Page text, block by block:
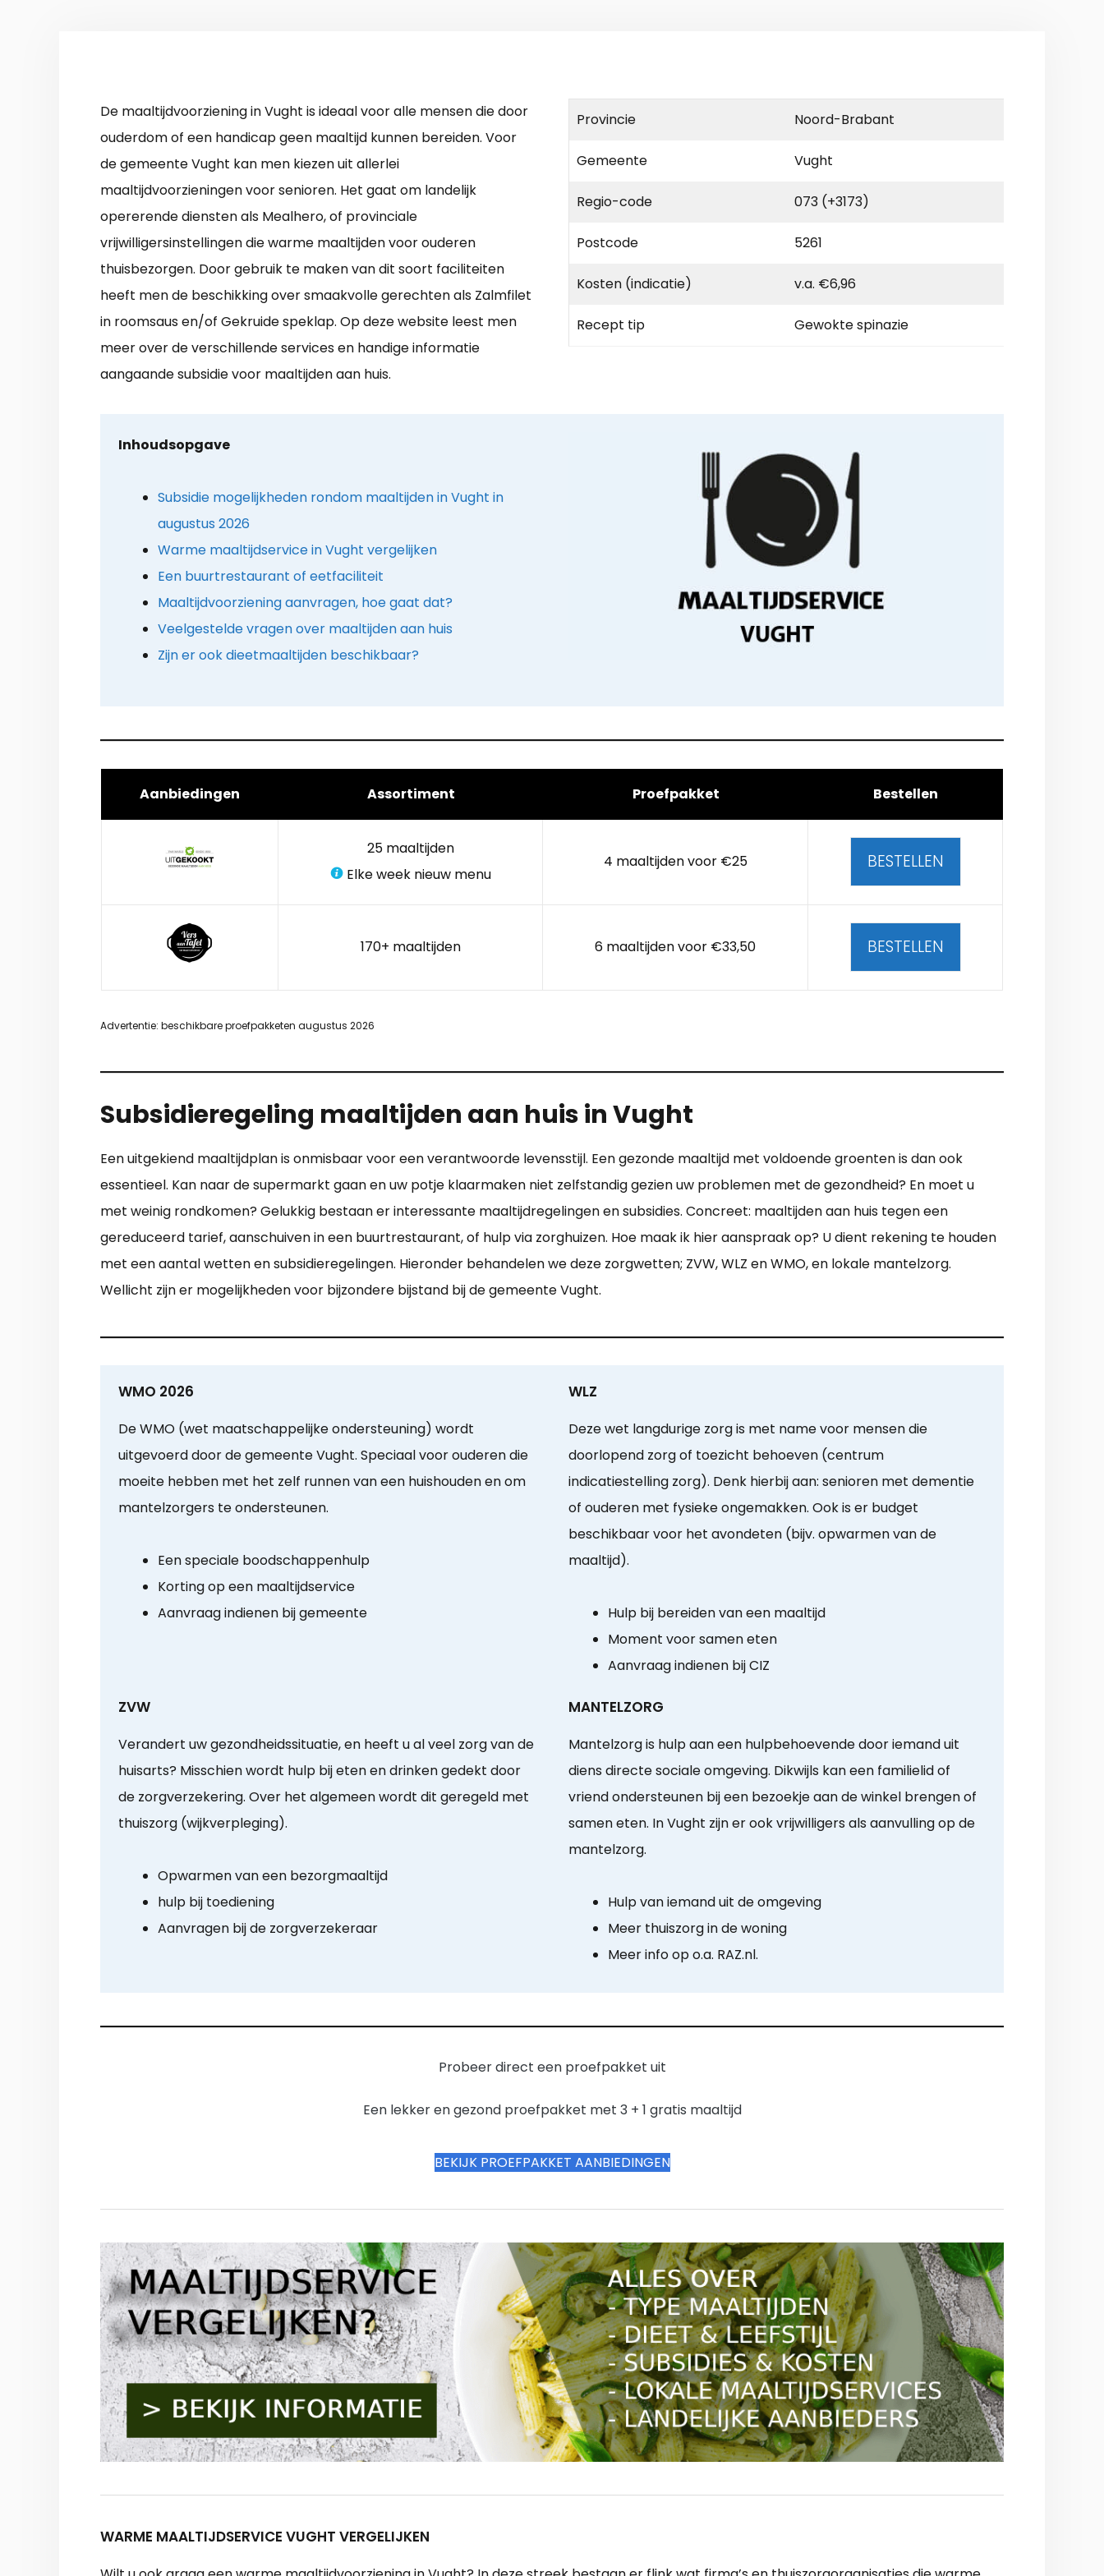
De maaltijdvoorziening in Vught is ideaal voor alle mensen die door
ouderdom of een handicap geen maaltijd kunnen bereiden. Voor
de gemeente Vught kan men kiezen uit allerlei
maaltijdvoorzieningen voor senioren. Het gaat om landelijk
opererende diensten als Mealhero, of provinciale
vrijwilligersinstellingen die warme maaltijden voor ouderen
thuisbezorgen. Door gebruik te maken van dit soort faciliteiten
heeft men de beschikking over smaakvolle gerechten als Zalmfilet
in roomsaus en/of Gekruide speklap. Op deze website leest men
meer over de verschillende services en handige informatie
aangaande subsidie voor maaltijden aan huis.
Provincie Noord-Brabant
Gemeente Vught
Regio-code 073 (+3173)
Postcode 5261
Kosten (indicatie) v.a. €6,96
Recept tip Gewokte spinazie
Inhoudsopgave
Subsidie mogelijkheden rondom maaltijden in Vught in
augustus 2026
Warme maaltijdservice in Vught vergelijken
Een buurtrestaurant of eetfaciliteit
Maaltijdvoorziening aanvragen, hoe gaat dat?
Veelgestelde vragen over maaltijden aan huis
Zijn er ook dieetmaaltijden beschikbaar?
Aanbiedingen Assortiment Proefpakket Bestellen
25 maaltijden
Elke week nieuw menu
4 maaltijden voor €25 BESTELLEN
170+ maaltijden 6 maaltijden voor €33,50 BESTELLEN
Advertentie: beschikbare proefpakketen augustus 2026
Subsidieregeling maaltijden aan huis in Vught
Een uitgekiend maaltijdplan is onmisbaar voor een verantwoorde levensstijl. Een gezonde maaltijd met voldoende groenten is dan ook
essentieel. Kan naar de supermarkt gaan en uw potje klaarmaken niet zelfstandig gezien uw problemen met de gezondheid? En moet u
met weinig rondkomen? Gelukkig bestaan er interessante maaltijdregelingen en subsidies. Concreet: maaltijden aan huis tegen een
gereduceerd tarief, aanschuiven in een buurtrestaurant, of hulp via zorghuizen. Hoe maak ik hier aanspraak op? U dient rekening te houden
met een aantal wetten en subsidieregelingen. Hieronder behandelen we deze zorgwetten; ZVW, WLZ en WMO, en lokale mantelzorg.
Wellicht zijn er mogelijkheden voor bijzondere bijstand bij de gemeente Vught.
WMO 2026
De WMO (wet maatschappelijke ondersteuning) wordt
uitgevoerd door de gemeente Vught. Speciaal voor ouderen die
moeite hebben met het zelf runnen van een huishouden en om
mantelzorgers te ondersteunen.
Een speciale boodschappenhulp
Korting op een maaltijdservice
Aanvraag indienen bij gemeente
WLZ
Deze wet langdurige zorg is met name voor mensen die
doorlopend zorg of toezicht behoeven (centrum
indicatiestelling zorg). Denk hierbij aan: senioren met dementie
of ouderen met fysieke ongemakken. Ook is er budget
beschikbaar voor het avondeten (bijv. opwarmen van de
maaltijd).
Hulp bij bereiden van een maaltijd
Moment voor samen eten
Aanvraag indienen bij CIZ
ZVW
Verandert uw gezondheidssituatie, en heeft u al veel zorg van de
huisarts? Misschien wordt hulp bij eten en drinken gedekt door
de zorgverzekering. Over het algemeen wordt dit geregeld met
thuiszorg (wijkverpleging).
Opwarmen van een bezorgmaaltijd
hulp bij toediening
Aanvragen bij de zorgverzekeraar
MANTELZORG
Mantelzorg is hulp aan een hulpbehoevende door iemand uit
diens directe sociale omgeving. Dikwijls kan een familielid of
vriend ondersteunen bij een bezoekje aan de winkel brengen of
samen eten. In Vught zijn er ook vrijwilligers als aanvulling op de
mantelzorg.
Hulp van iemand uit de omgeving
Meer thuiszorg in de woning
Meer info op o.a. RAZ.nl.
Probeer direct een proefpakket uit
Een lekker en gezond proefpakket met 3 + 1 gratis maaltijd
BEKIJK PROEFPAKKET AANBIEDINGEN
WARME MAALTIJDSERVICE VUGHT VERGELIJKEN